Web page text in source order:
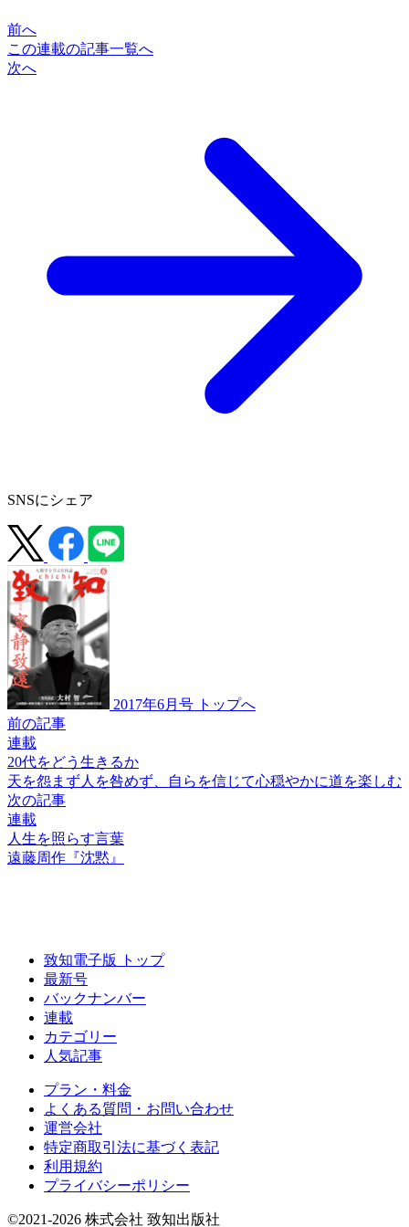
前へ
この連載の記事一覧へ
次へ
SNSにシェア
2017年6月号 トップへ
前の記事
連載
20代をどう生きるか
天を怨まず人を咎めず、
自らを信じて心穏やかに道を楽しむ
次の記事
連載
人生を照らす言葉
遠藤周作『沈黙』
致知電子版 トップ
最新号
バックナンバー
連載
カテゴリー
人気記事
プラン・料金
よくある質問・お問い合わせ
運営会社
特定商取引法に基づく表記
利用規約
プライバシーポリシー
©2021-2026 株式会社 致知出版社